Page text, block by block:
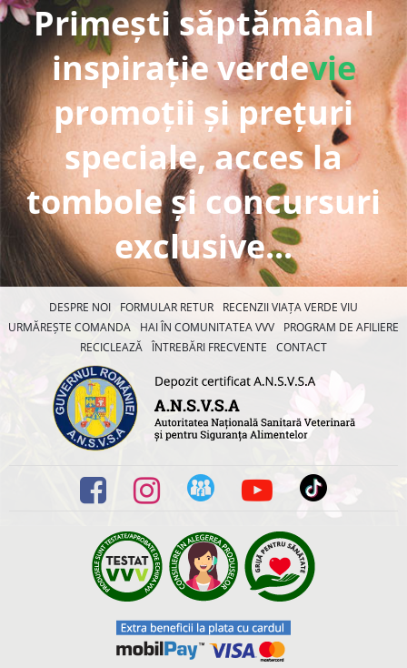
Primești săptămânal
inspirație verdevie
promoții și prețuri
speciale, acces la
tombole și concursuri
exclusive...
DESPRE NOI FORMULAR RETUR
RECENZII VIAȚA VERDE VIU
URMĂREȘTE COMANDA
HAI ÎN COMUNITATEA VVV
PROGRAM DE AFILIERE
RECICLEAZĂ ÎNTREBĂRI FRECVENTE CONTACT